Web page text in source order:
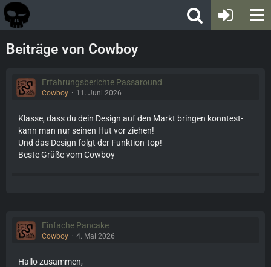
Beiträge von Cowboy
Erfahrungsberichte Passaround
Cowboy 11. Juni 2026
Klasse, dass du dein Design auf den Markt bringen konntest-
kann man nur seinen Hut vor ziehen!
Und das Design folgt der Funktion-top!
Beste Grüße vom Cowboy
Einfache Pancake
Cowboy 4. Mai 2026
Hallo zusammen,